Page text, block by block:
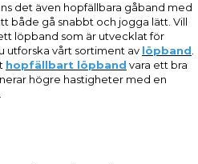
det även hopfällbara gåband med
både gå snabbt och jogga lätt. Vill
löpband som är utvecklat för
utforska vårt sortiment av löpband
hopfällbart löpband vara ett bra
högre hastigheter med en